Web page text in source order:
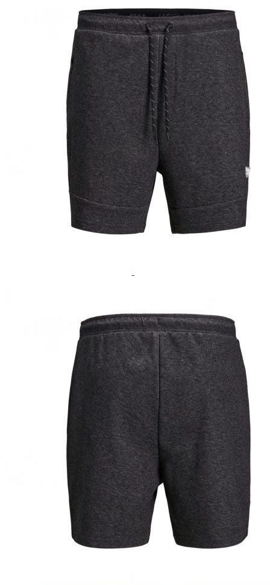
Puvut
Puvuntakit ja blazerit
Miesten housut
Miesten housut
Miesten farkut
Miesten collegehousut
Miesten shortsit
Miesten asusteet
Vyöt ja olkaimet
Solmiot, rusetit ja taskuliinat
Miesten päähineet, huivit ja käsineet
Miesten yöasut ja alusvaatteet
Miesten alusvaatteet
Miesten sukat
Miesten yöasut
Miesten aamutakit ja kylpytakit
Miesten takit
Miesten nahkatakit
Miesten kevät-ja syystakit
Miesten villakangastakit
Miesten talvitakit
Tunikat
Jakut ja liivit
Naisten neuleet
Naisten neuletakit
Naisten neulepuserot
Naisten mekot ja hameet
Mekot
Hameet
Naisten housut
Leggingsit ja collegehousut
Naisten housut
Naisten farkut
Caprit ja shortsit
Naisten asusteet
Vyöt ja korut
Naisten päähineet, huivit ja käsineet
Naisten yöasut ja alusvaatteet
Naisten alusvaatteet
Sukat ja sukkahousut
Naisten yöasut
Naisten aamutakit ja kylpytakit